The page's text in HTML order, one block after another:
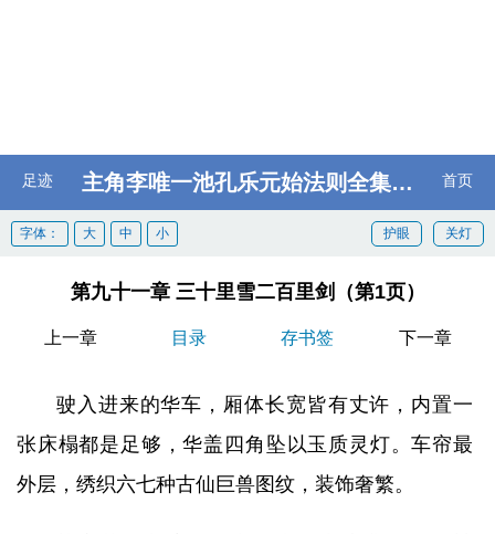
足迹 主角李唯一池孔乐元始法则全集阅读 首页
关灯
护眼
字体： 大 中 小
第九十一章 三十里雪二百里剑（第1页）
上一章 目录 存书签 下一章
驶入进来的华车，厢体长宽皆有丈许，内置一
张床榻都是足够，华盖四角坠以玉质灵灯。车帘最
外层，绣织六七种古仙巨兽图纹，装饰奢繁。